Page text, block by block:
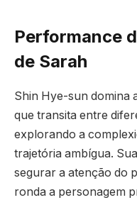
Performance
de Sarah
Shin Hye-sun domina
que transita entre
explorando a
trajetória ambígua.
segurar a atenção do
ronda a personagem